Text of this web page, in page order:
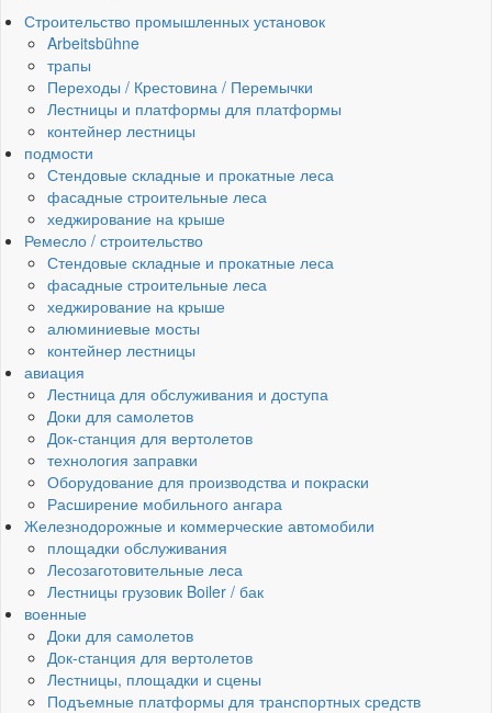
Строительство промышленных установок
Arbeitsbühne
трапы
Переходы / Крестовина / Перемычки
Лестницы и платформы для платформы
контейнер лестницы
подмости
Стендовые складные и прокатные леса
фасадные строительные леса
хеджирование на крыше
Ремесло / строительство
Стендовые складные и прокатные леса
фасадные строительные леса
хеджирование на крыше
алюминиевые мосты
контейнер лестницы
авиация
Лестница для обслуживания и доступа
Доки для самолетов
Док-станция для вертолетов
технология заправки
Оборудование для производства и покраски
Расширение мобильного ангара
Железнодорожные и коммерческие автомобили
площадки обслуживания
Лесозаготовительные леса
Лестницы грузовик Boiler / бак
военные
Доки для самолетов
Док-станция для вертолетов
Лестницы, площадки и сцены
Подъемные платформы для транспортных средств